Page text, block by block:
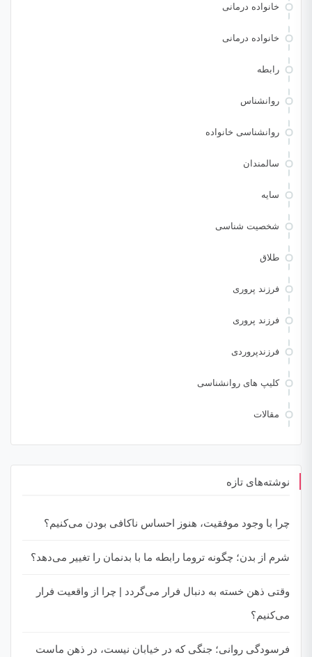
خانواده درمانی
خانواده درمانی
رابطه
روانشناس
روانشناسی خانواده
سالمندان
سایه
شخصیت شناسی
طلاق
فرزند پروری
فرزند پروری
فرزندپروردی
کلیپ های روانشناسی
مقالات
نوشته‌های تازه
چرا با وجود موفقیت، هنوز احساس ناکافی بودن می‌کنیم؟
شرم از بدن؛ چگونه تروما رابطه ما با بدنمان را تغییر می‌دهد؟
وقتی ذهن خسته به دنبال فرار می‌گردد | چرا از واقعیت فرار
می‌کنیم؟
فرسودگی روانی؛ جنگی که در خیابان نیست، در ذهن ماست